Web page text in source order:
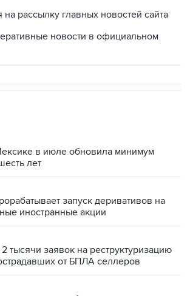
на рассылку главных новостей сайта
новости в официальном
в июле обновила минимум
лет
запуск деривативов на
иностранные акции
тысячи заявок на реструктуризацию
от БПЛА селлеров